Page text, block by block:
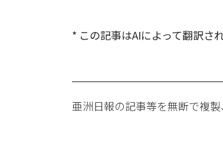
* この記事はAIによって翻訳さ
亜洲日報の記事等を無断で複